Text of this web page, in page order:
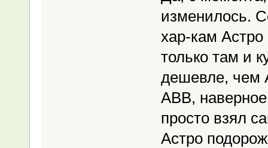
изменилось.
хар-кам
только там и
дешевле, чем
ABB,
просто взял
Астро